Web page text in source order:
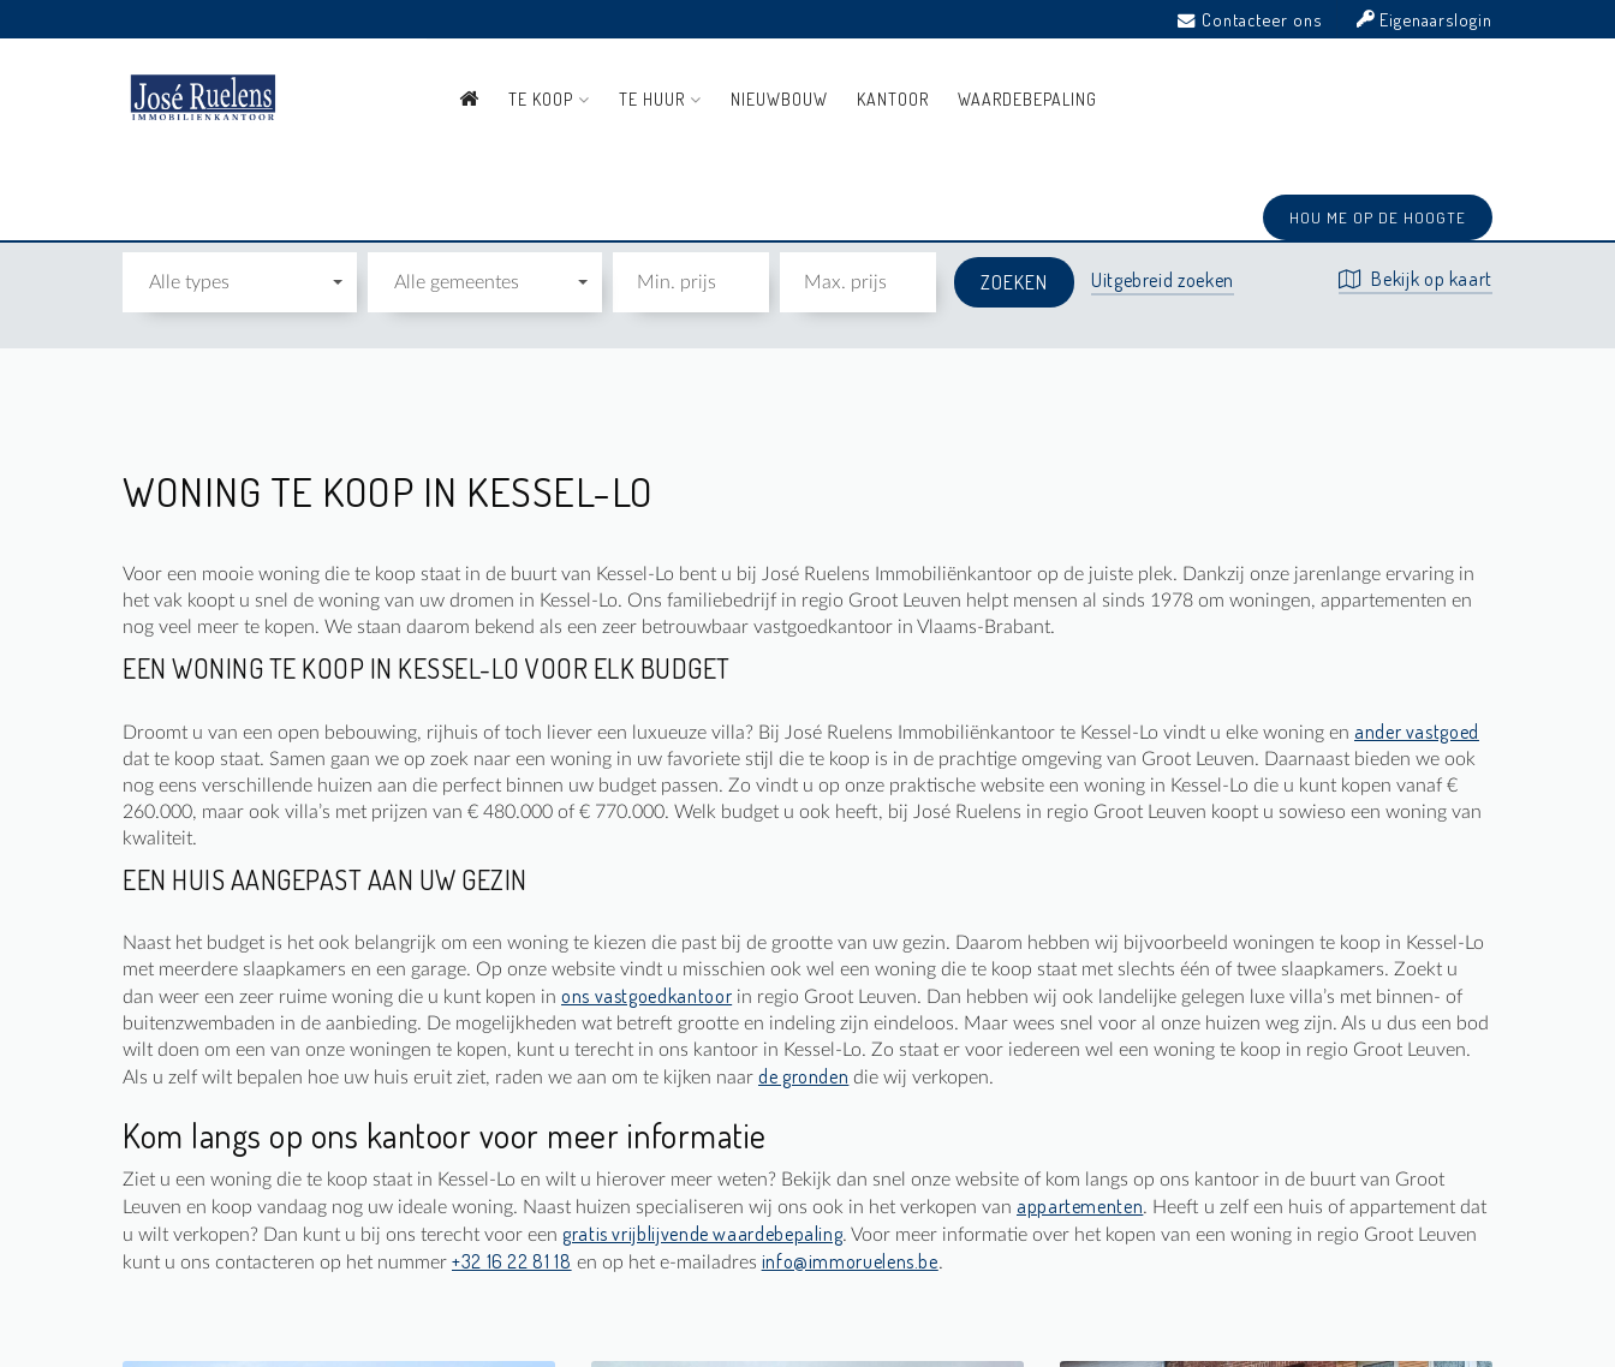
Contacteer ons Eigenaarslogin
TE KOOP TE HUUR NIEUWBOUW KANTOOR WAARDEBEPALING
HOU ME OP DE HOOGTE
⋅ Type⋅ Gemeente ⋅Recent
Alle types Alle gemeentes Uitgebreid zoeken Bekijk op kaart
WONING TE KOOP IN KESSEL-LO
Voor een mooie woning die te koop staat in de buurt van Kessel-Lo bent u bij José Ruelens Immobiliënkantoor op de juiste plek. Dankzij onze jarenlange ervaring in
het vak koopt u snel de woning van uw dromen in Kessel-Lo. Ons familiebedrijf in regio Groot Leuven helpt mensen al sinds 1978 om woningen, appartementen en
nog veel meer te kopen. We staan daarom bekend als een zeer betrouwbaar vastgoedkantoor in Vlaams-Brabant.
EEN WONING TE KOOP IN KESSEL-LO VOOR ELK BUDGET
Droomt u van een open bebouwing, rijhuis of toch liever een luxueuze villa? Bij José Ruelens Immobiliënkantoor te Kessel-Lo vindt u elke woning en ander vastgoed
dat te koop staat. Samen gaan we op zoek naar een woning in uw favoriete stijl die te koop is in de prachtige omgeving van Groot Leuven. Daarnaast bieden we ook
nog eens verschillende huizen aan die perfect binnen uw budget passen. Zo vindt u op onze praktische website een woning in Kessel-Lo die u kunt kopen vanaf €
260.000, maar ook villa’s met prijzen van € 480.000 of € 770.000. Welk budget u ook heeft, bij José Ruelens in regio Groot Leuven koopt u sowieso een woning van
kwaliteit.
EEN HUIS AANGEPAST AAN UW GEZIN
Naast het budget is het ook belangrijk om een woning te kiezen die past bij de grootte van uw gezin. Daarom hebben wij bijvoorbeeld woningen te koop in Kessel-Lo
met meerdere slaapkamers en een garage. Op onze website vindt u misschien ook wel een woning die te koop staat met slechts één of twee slaapkamers. Zoekt u
dan weer een zeer ruime woning die u kunt kopen in ons vastgoedkantoor in regio Groot Leuven. Dan hebben wij ook landelijke gelegen luxe villa’s met binnen- of
buitenzwembaden in de aanbieding. De mogelijkheden wat betreft grootte en indeling zijn eindeloos. Maar wees snel voor al onze huizen weg zijn. Als u dus een bod
wilt doen om een van onze woningen te kopen, kunt u terecht in ons kantoor in Kessel-Lo. Zo staat er voor iedereen wel een woning te koop in regio Groot Leuven.
Als u zelf wilt bepalen hoe uw huis eruit ziet, raden we aan om te kijken naar de gronden die wij verkopen.
Kom langs op ons kantoor voor meer informatie
Ziet u een woning die te koop staat in Kessel-Lo en wilt u hierover meer weten? Bekijk dan snel onze website of kom langs op ons kantoor in de buurt van Groot
Leuven en koop vandaag nog uw ideale woning. Naast huizen specialiseren wij ons ook in het verkopen van appartementen. Heeft u zelf een huis of appartement dat
u wilt verkopen? Dan kunt u bij ons terecht voor een gratis vrijblijvende waardebepaling. Voor meer informatie over het kopen van een woning in regio Groot Leuven
kunt u ons contacteren op het nummer +32 16 22 81 18 en op het e-mailadres info@immoruelens.be.